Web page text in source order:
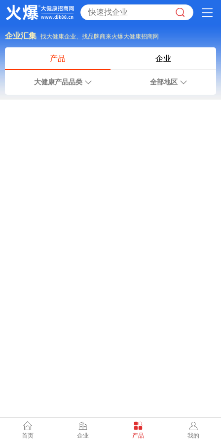
企业汇集 找大健康企业、找品牌商来火爆大健康招商网
产品 企业
大健康产品品类 全部地区
首页 企业 产品 我的